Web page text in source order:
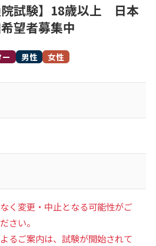
院試験】18歳以上 日本
望者募集中
男性 女性
く変更・中止となる可能性がご
さい。
るご案内は、試験が開始されて